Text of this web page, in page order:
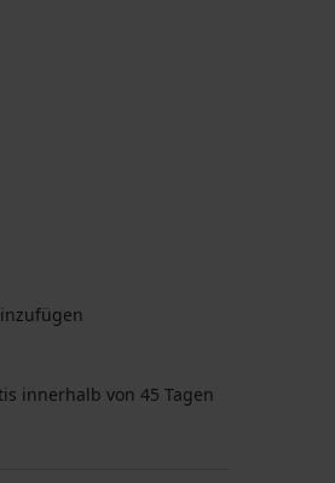
innerhalb von 45 Tagen